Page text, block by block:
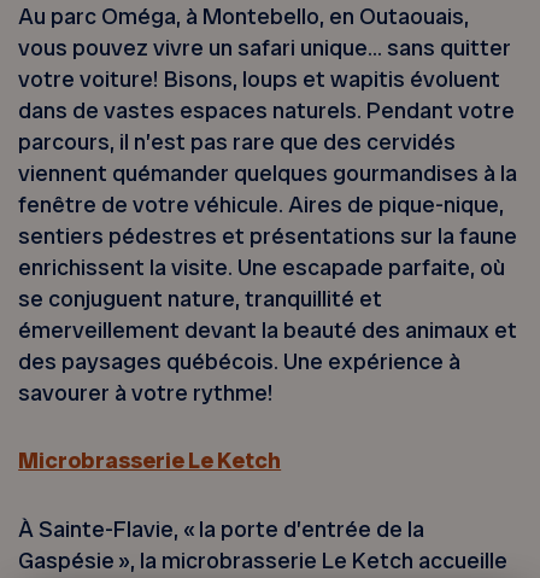
Au parc Oméga, à Montebello, en Outaouais,
vous pouvez vivre un safari unique… sans quitter
votre voiture! Bisons, loups et wapitis évoluent
dans de vastes espaces naturels. Pendant votre
parcours, il n’est pas rare que des cervidés
viennent quémander quelques gourmandises à la
fenêtre de votre véhicule. Aires de pique-nique,
sentiers pédestres et présentations sur la faune
enrichissent la visite. Une escapade parfaite, où
se conjuguent nature, tranquillité et
émerveillement devant la beauté des animaux et
des paysages québécois. Une expérience à
savourer à votre rythme!
Microbrasserie Le Ketch
À Sainte-Flavie, « la porte d’entrée de la
Gaspésie », la microbrasserie Le Ketch accueille